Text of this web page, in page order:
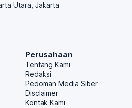
Utara, Jakarta
Perusahaan
Tentang Kami
Redaksi
Pedoman Media Siber
Disclaimer
Kontak Kami